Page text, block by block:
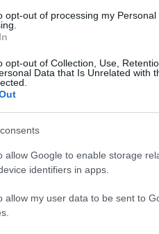
opt-out of processing my Personal
opt-out of Collection, Use,
Data that Is Unrelated with
allow Google to enable storage
identifiers in apps.
allow my user data to be sent to
chiar usor sa alegi un
de gasesc in
este sa va hotarati